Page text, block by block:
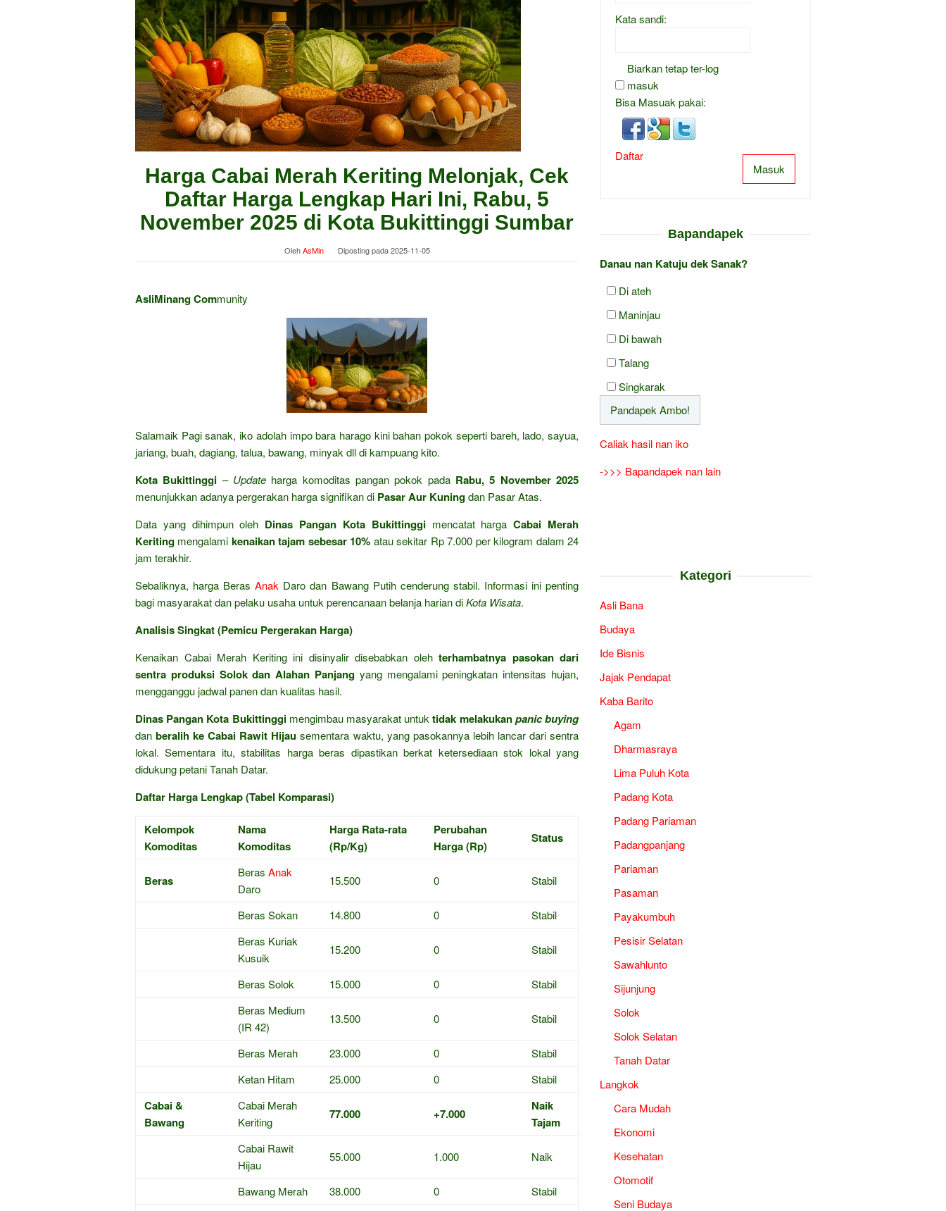
Harga Cabai Merah Keriting Melonjak, Cek
Daftar Harga Lengkap Hari Ini, Rabu, 5
November 2025 di Kota Bukittinggi Sumbar
OlehAsMin Diposting pada2025-11-05
AsliMinang Community
Salamaik Pagi sanak, iko adolah impo bara harago kini bahan pokok seperti bareh, lado, sayua,
jariang, buah, dagiang, talua, bawang, minyak dll di kampuang kito.
Kota Bukittinggi – Update harga komoditas pangan pokok pada Rabu, 5 November 2025
menunjukkan adanya pergerakan harga signifikan di Pasar Aur Kuningdan Pasar Atas.
Data yang dihimpun oleh Dinas Pangan Kota Bukittinggimencatat hargaCabai Merah
Keriting mengalami kenaikan tajam sebesar 10% atau sekitar Rp 7.000 per kilogram dalam 24
jam terakhir.
Sebaliknya, harga BerasAnak Daro dan Bawang Putih cenderung stabil. Informasi ini penting
bagi masyarakat dan pelaku usaha untuk perencanaan belanja harian diKota Wisata.
Analisis Singkat (Pemicu Pergerakan Harga)
Kenaikan Cabai Merah Keriting ini disinyalir disebabkan oleh terhambatnya pasokan dari
sentra produksi Solok dan Alahan Panjang yang mengalami peningkatan intensitas hujan,
mengganggu jadwal panen dan kualitas hasil.
Dinas Pangan Kota Bukittinggimengimbau masyarakat untuktidak melakukanpanic buying
danberalih ke Cabai Rawit Hijau sementara waktu, yang pasokannya lebih lancar dari sentra
lokal. Sementara itu, stabilitas harga beras dipastikan berkat ketersediaan stok lokal yang
didukung petani Tanah Datar.
Daftar Harga Lengkap (Tabel Komparasi)
Kelompok
Komoditas
Nama
Komoditas
Harga Rata-rata
(Rp/Kg)
Perubahan
Harga (Rp)
Status
Beras
Beras Anak
Daro
15.500 0 Stabil
Beras Sokan 14.800 0
Stabil
Beras Kuriak
Kusuik
15.200 0 Stabil
Beras Solok 15.000 0
Stabil
Beras Medium
(IR 42)
13.500 0 Stabil
Beras Merah 23.000 0
Stabil
Ketan Hitam
25.000 0 Stabil
Cabai &
Bawang
Cabai Merah
Keriting
77.000 +7.000
Naik
Tajam
Cabai Rawit
Hijau
55.000 1.000 Naik
Bawang Merah 38.000 0
Stabil
Kata sandi:
Biarkan tetap ter-log
masuk
Bisa Masuak pakai:
Masuk
Daftar
Bapandapek
Danau nan Katuju dek Sanak?
Di ateh
Maninjau
Di bawah
Talang
Singkarak
Caliak hasil nan iko
->>> Bapandapek nan lain
Kategori
Asli Bana
Budaya
Ide Bisnis
Jajak Pendapat
Kaba Barito
Agam
Dharmasraya
Lima Puluh Kota
Padang Kota
Padang Pariaman
Padangpanjang
Pariaman
Pasaman
Payakumbuh
Pesisir Selatan
Sawahlunto
Sijunjung
Solok
Solok Selatan
Tanah Datar
Langkok
Cara Mudah
Ekonomi
Kesehatan
Otomotif
Seni Budaya